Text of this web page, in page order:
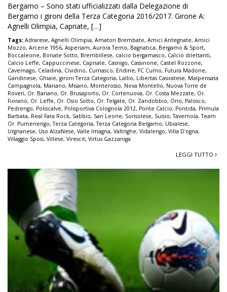
Bergamo – Sono stati ufficializzati dalla Delegazione di
Bergamo i gironi della Terza Categoria 2016/2017. Girone A:
Agnelli Olimpia, Capriate, […]
Tags: Adrarese, Agnelli Olimpia, Amatori Brembate, Amici Antegnate, Amici
Mozzo, Arcene 1956, Asperiam, Aurora Terno, Bagnatica, Bergamo & Sport,
Boccaleone, Bonate Sotto, Brembillese, calcio bergamasco, Calcio dilettanti,
Calcio Leffe, Cappuccinese, Capriate, Casnigo, Cassinone, Castel Rozzone,
Cavernago, Celadina, Cividino, Curnasco, Endine, FC Curno, Futura Madone,
Gandinese, Ghiaie, gironi Terza Categoria, Lallio, Libertas Casiratese, Malpensata
Campagnola, Mariano, Misano, Monterosso, Nova Montello, Nuova Torre de
Roveri, Or. Bariano, Or. Brusaporto, Or. Cortenuova, Or. Costa Mezzate, Or.
Fiorano, Or. Leffe, Or. Osio Sotto, Or. Telgate, Or. Zandobbio, Orio, Palosco,
Pedrengo, Poliscalve, Polisportiva Colognola 2012, Ponte Calcio, Pontida, Primula
Barbata, Real Fara Rock, Sabbio, San Leone, Sorisolese, Suisio,Tavernola,Team
Or. Pumenengo,Terza Categoria,Terza Categoria Bergamo, Ubialese,
Urgnanese, Uso AlzaNese, Valle Imagna, Valtrighe, Vidalengo, Villa D'ogna,
Villaggio Sposi, Villese, Virescit, Virtus Gazzaniga
LEGGI TUTTO